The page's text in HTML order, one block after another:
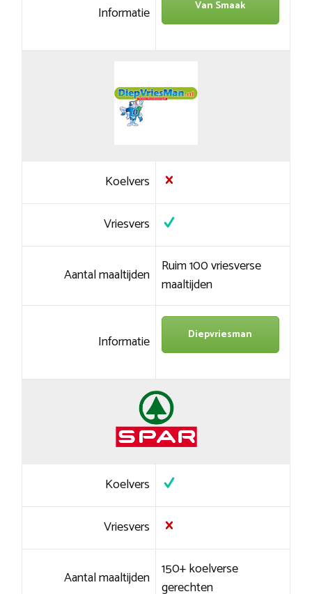
Informatie Van Smaak
Koelvers
Vriesvers
Aantal maaltijden Ruim 100 vriesverse
maaltijden
Informatie Diepvriesman
Koelvers
Vriesvers
Aantal maaltijden 150+ koelverse
gerechten